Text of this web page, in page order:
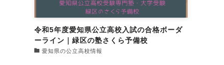
令和5年度愛知県公立高校入試の合格ボーダ
ーライン｜緑区の塾さくら予備校
愛知県の公立高校情報